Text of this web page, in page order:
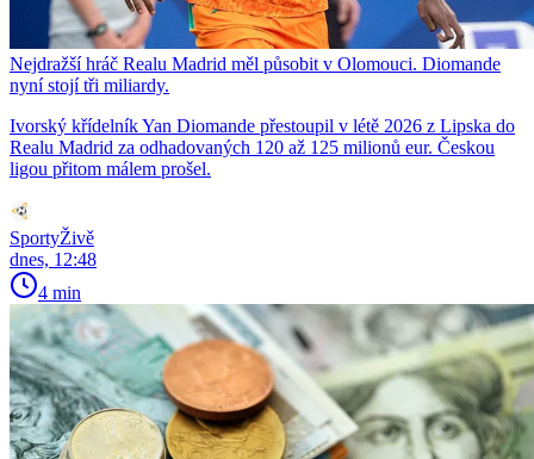
Nejdražší hráč Realu Madrid měl působit v Olomouci. Diomande
nyní stojí tři miliardy.
Ivorský křídelník Yan Diomande přestoupil v létě 2026 z Lipska do
Realu Madrid za odhadovaných 120 až 125 milionů eur. Českou
ligou přitom málem prošel.
SportyŽivě
dnes, 12:48
4 min